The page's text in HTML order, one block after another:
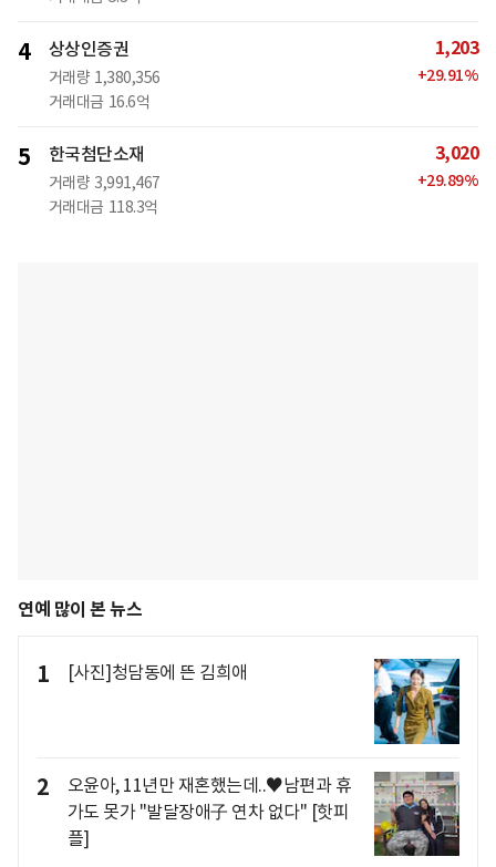
4 상상인증권
거래량 1,380,356
거래대금 16.6억
1,203
+29.91%
5 한국첨단소재
거래량 3,991,467
거래대금 118.3억
3,020
+29.89%
연예 많이 본 뉴스
1 [사진]청담동에 뜬 김희애
2
오윤아, 11년만 재혼했는데..♥남편과 휴
가도 못가 "발달장애子 연차 없다" [핫피
플]